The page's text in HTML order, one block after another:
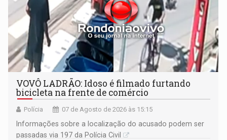
VOVÔ LADRÃO: Idoso é filmado furtando
bicicleta na frente de comércio
Polícia 07 de Agosto de 2026 às 15:15
Informações sobre a localização do acusado podem ser
passadas via 197 da Polícia Civil